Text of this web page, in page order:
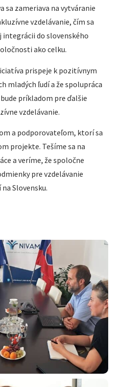
sa zameriava na vytváranie
vzdelávanie, čím sa
integrácii do slovenského
ako celku.
prispeje k pozitívnym
mladých ľudí a že spolupráca
príkladom pre ďalšie
vzdelávanie.
a podporovateľom, ktorí sa
projekte. Tešíme sa na
a veríme, že spoločne
pre vzdelávanie
Slovensku.